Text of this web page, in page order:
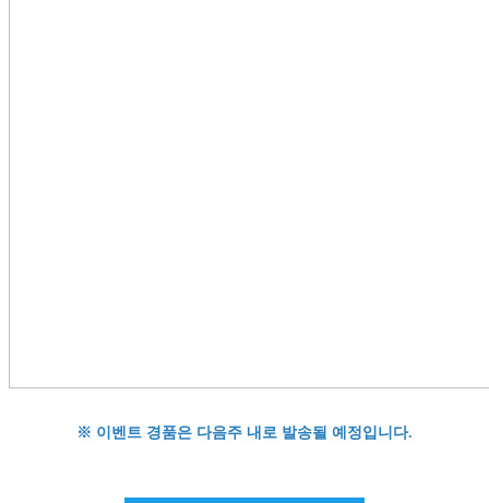
※ 이벤트 경품은 다음주 내로 발송될 예정입니다.